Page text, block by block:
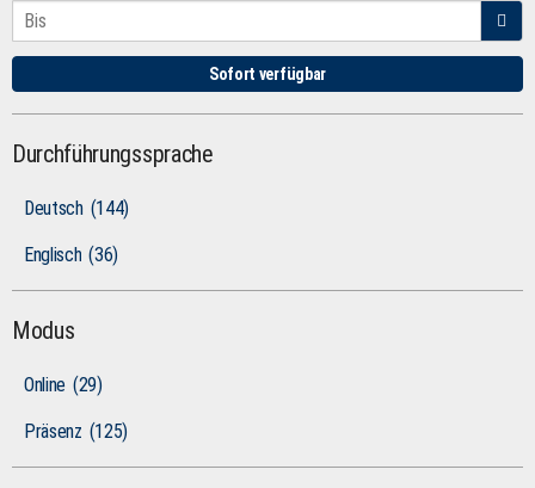
Sofort verfügbar
Durchführungssprache
Deutsch (144)
Englisch (36)
Modus
Online (29)
Präsenz (125)